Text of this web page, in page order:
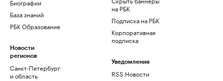
Биографии
База знаний
РБК Образование
Новости
регионов
Санкт-Петербург
и область
на РБК
Подписка на РБК
Корпоративная
подписка
Уведомления
RSS Новости